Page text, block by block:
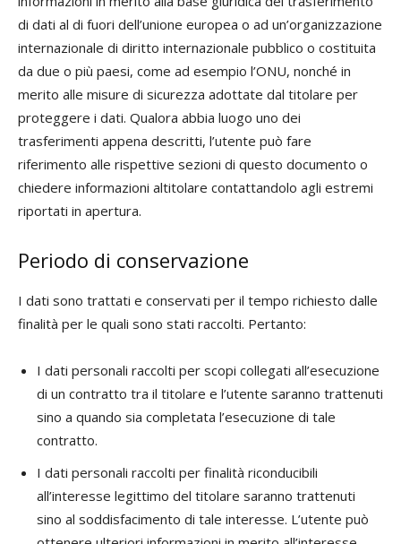
di dati al di fuori dell’unione europea o ad un’organizzazione
internazionale di diritto internazionale pubblico o costituita
da due o più paesi, come ad esempio l’ONU, nonché in
merito alle misure di sicurezza adottate dal titolare per
proteggere i dati. Qualora abbia luogo uno dei
trasferimenti appena descritti, l’utente può fare
riferimento alle rispettive sezioni di questo documento o
chiedere informazioni altitolare contattandolo agli estremi
riportati in apertura.
Periodo di conservazione
I dati sono trattati e conservati per il tempo richiesto dalle
finalità per le quali sono stati raccolti. Pertanto:
I dati personali raccolti per scopi collegati all’esecuzione
di un contratto tra il titolare e l’utente saranno trattenuti
sino a quando sia completata l’esecuzione di tale
contratto.
I dati personali raccolti per finalità riconducibili
all’interesse legittimo del titolare saranno trattenuti
sino al soddisfacimento di tale interesse. L’utente può